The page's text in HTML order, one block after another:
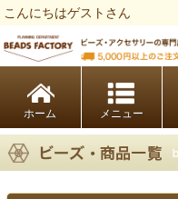
こんにちはゲストさん
ホーム